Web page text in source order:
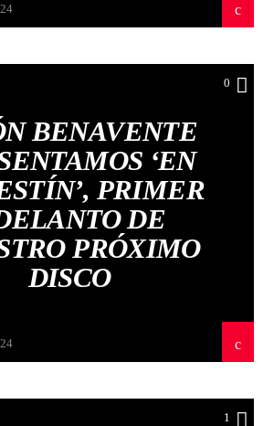
0
BENAVENTE
‘EN
PRIMER
DE
PRÓXIMO
DISCO
1